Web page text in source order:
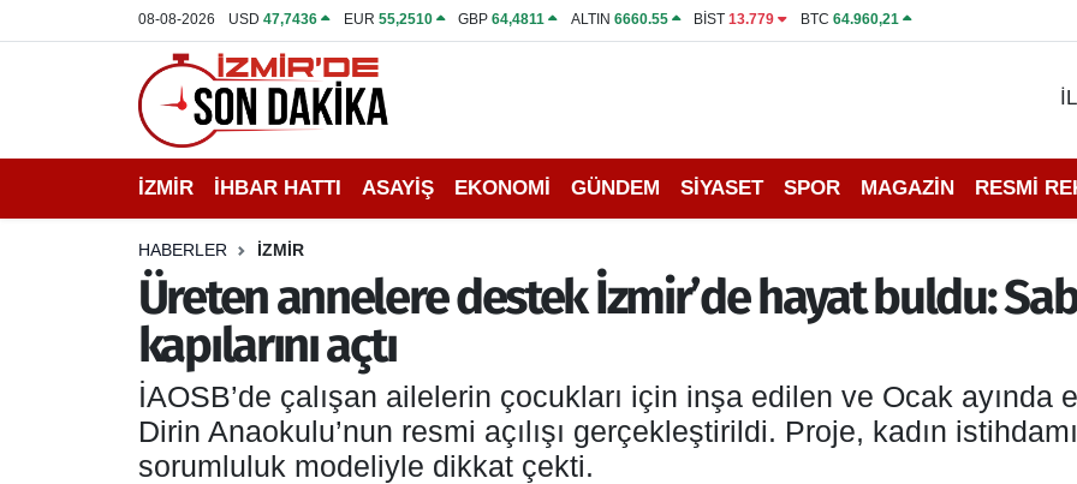
08-08-2026 USD47,7436 EUR 55,2510 GBP64,4811 ALTIN 6660.55 BİST13.779 BTC 64.960,21
İZMİR İHBAR HATTI ASAYİŞ EKONOMİ GÜNDEM SİYASET SPOR MAGAZİN RESMİ
HABERLER İZMİR
Üreten annelere destek İzmir’de hayat buldu:
kapılarını açtı
İAOSB’de çalışan ailelerin çocukları için inşa edilen ve Ocak ayında
Dirin Anaokulu’nun resmi açılışı gerçekleştirildi. Proje, kadın
sorumluluk modeliyle dikkat çekti.
İHBAR HATTI
DEPREM
EKONOMİ
SİYASET
İzmir Nöbetçi Eczaneler
İzmir Hava Durumu
İzmir Namaz Vakitleri
İzmir Trafik Yoğunluk Haritası
Puan Durumu ve Fikstür
Tüm Manşetler
Son Dakika Haberleri